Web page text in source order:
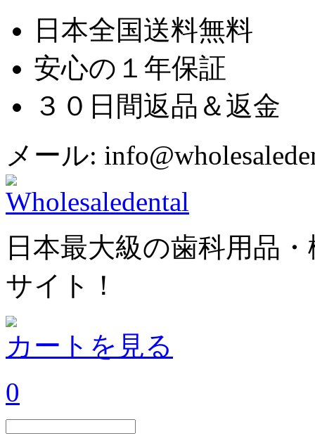
日本全国送料無料
安心の１年保証
３０日間返品＆返金
メール:
日本最大級の歯科用品
サイト！
カートを見る
0